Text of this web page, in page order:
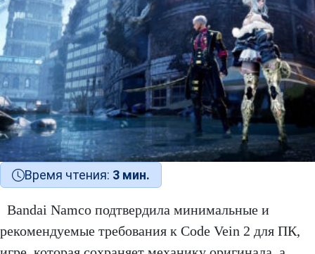
Время чтения: 3 мин.
Bandai Namco подтвердила минимальные и
рекомендуемые требования к Code Vein 2 для ПК,